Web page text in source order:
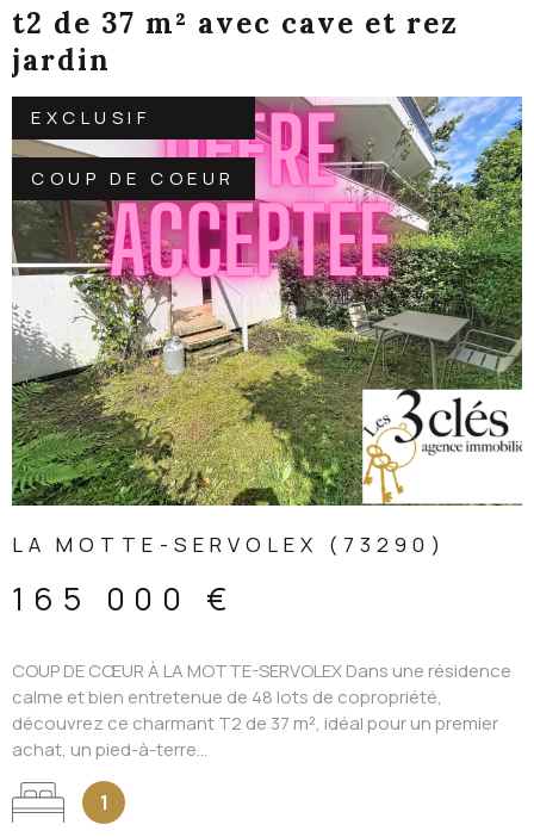
t2 de 37 m² avec cave et rez
jardin
EXCLUSIF
COUP DE COEUR
LA MOTTE-SERVOLEX (73290)
165 000 €
COUP DE CŒUR À LA MOTTE-SERVOLEX Dans une résidence
calme et bien entretenue de 48 lots de copropriété,
découvrez ce charmant T2 de 37 m², idéal pour un premier
achat, un pied-à-terre...
1